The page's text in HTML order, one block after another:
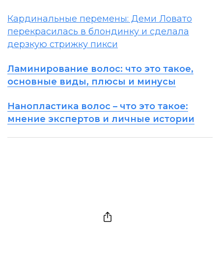
Кардинальные перемены: Деми Ловато
перекрасилась в блондинку и сделала
дерзкую стрижку пикси
Ламинирование волос: что это такое,
основные виды, плюсы и минусы
Нанопластика волос – что это такое:
мнение экспертов и личные истории